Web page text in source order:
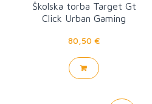
Školska torba Target Gt
Click Urban Gaming
80,50 €